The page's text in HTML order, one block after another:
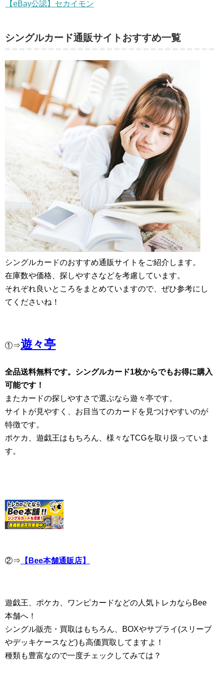
【eBay公認】セカイモン
シングルカード通販サイトおすすめ一覧
シングルカードのおすすめ通販サイトをご紹介します。
在庫数や価格、探しやすさなどを考慮しています。
それぞれ良いところをまとめていますので、ぜひ参考にし
てくださいね！
①⇒遊々亭
全品送料無料です。シングルカード1枚からでもお得に購入
可能です！
またカードの探しやすさで選ぶなら遊々亭です。
サイトが見やすく、お目当てのカードを見つけやすいのが
特徴です。
ポケカ、遊戯王はもちろん、様々なTCGを取り扱っていま
す。
②⇒ 【Bee本舗通販店】
遊戯王、ポケカ、ワンピカードなどの人気トレカならBee
本舗へ！
シングル販売・買取はもちろん、BOXやサプライ(スリーブ
やデッキケースなど)も高価買取してますよ！
種類も豊富なので一度チェックしてみては？